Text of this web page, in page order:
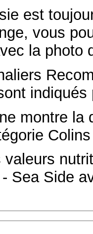
est
vous
la photo
montre
valeurs
Sea Side